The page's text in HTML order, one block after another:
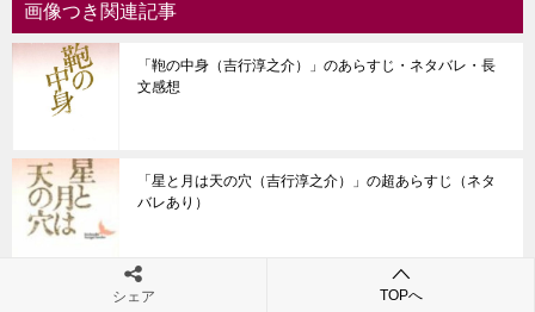
画像つき関連記事
「鞄の中身（吉行淳之介）」のあらすじ・ネタバレ・長
文感想
「星と月は天の穴（吉行淳之介）」の超あらすじ（ネタ
バレあり）
「子供の領分（吉行淳之介）」の超あらすじ（ネタバレ
シェア TOPへ